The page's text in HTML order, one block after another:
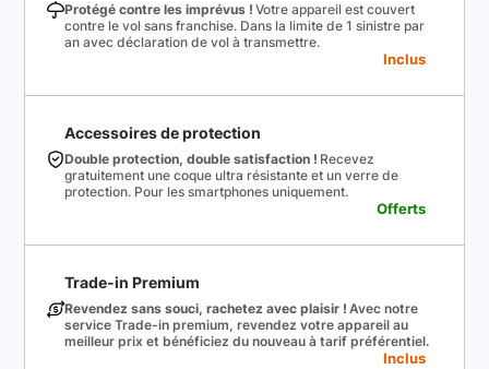
Protégé contre les imprévus ! Votre appareil est couvert
contre le vol sans franchise. Dans la limite de 1 sinistre par
an avec déclaration de vol à transmettre.
Inclus
Accessoires de protection
Double protection, double satisfaction ! Recevez
gratuitement une coque ultra résistante et un verre de
protection. Pour les smartphones uniquement.
Offerts
Trade-in Premium
Revendez sans souci, rachetez avec plaisir ! Avec notre
service Trade-in premium, revendez votre appareil au
meilleur prix et bénéficiez du nouveau à tarif préférentiel.
Inclus